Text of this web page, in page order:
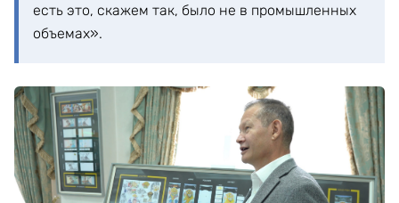
есть это, скажем так, было не в промышленных
объемах».